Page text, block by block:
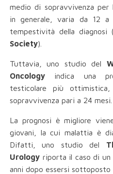
medio di sopravvivenza
in generale, varia da 12 a
tempestività della diagnosi (
Society).
Tuttavia, uno studio del
Oncology indica una
testicolare più
sopravvivenza pari a 24 mesi.
La prognosi è migliore
giovani, la cui malattia è
Difatti, uno studio del
Urology riporta il caso di
anni dopo essersi